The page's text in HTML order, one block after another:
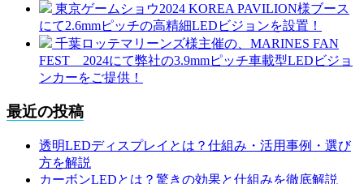
東京ゲームショウ2024 KOREA PAVILION様ブース
にて2.6mmピッチの高精細LEDビジョンを設置！
千葉ロッテマリーンズ様主催の、MARINES FAN
FEST 2024にて弊社の3.9mmピッチ車載型LEDビジョ
ンカーをご提供！
最近の投稿
透明LEDディスプレイとは？仕組み・活用事例・選び
方を解説
カーボンLEDとは？驚きの効果と仕組みを徹底解説